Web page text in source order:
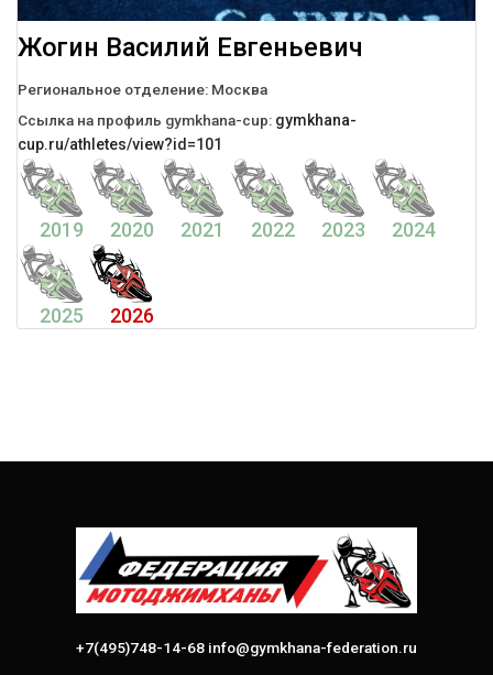
Жогин Василий Евгеньевич
Региональное отделение: Москва
Ссылка на профиль gymkhana-cup: gymkhana-
cup.ru/athletes/view?id=101
2019 2020 2021 2022 2023 2024
2025 2026
+7(495)748-14-68 info@gymkhana-federation.ru